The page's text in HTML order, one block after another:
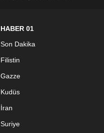
HABER 01
Son Dakika
Filistin
Gazze
Kudüs
İran
Suriye